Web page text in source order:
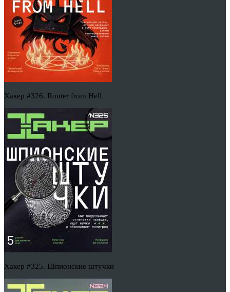
Хакер #326. Router from Hell
Хакер #325. Шпионские штучки